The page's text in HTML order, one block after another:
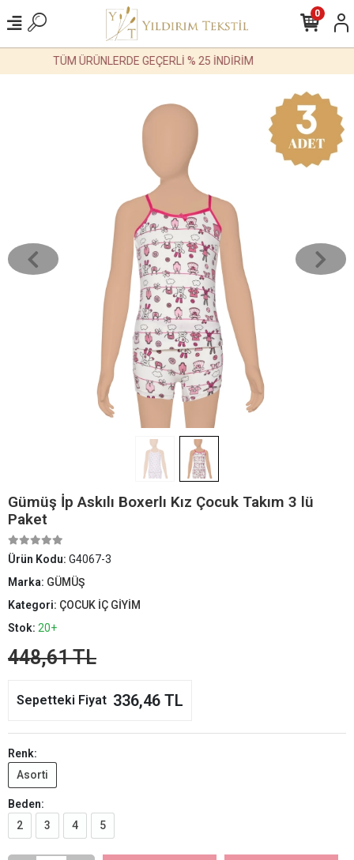
TÜM ÜRÜNLERDE GEÇERLİ % 25 İNDİRİM
0
Gümüş İp Askılı Boxerlı Kız Çocuk Takım 3 lü
Paket
Ürün Kodu: G4067-3
Marka: GÜMÜŞ
Kategori: ÇOCUK İÇ GİYİM
Stok: 20+
448,61 TL
Sepetteki Fiyat 336,46 TL
Renk:
Asorti
Beden:
2
3 4 5